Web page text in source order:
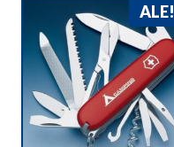
ALE!